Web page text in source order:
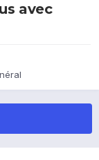
avec